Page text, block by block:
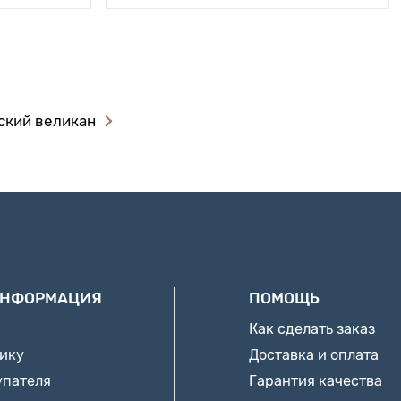
великан
ПОМОЩЬ
Как сделать заказ
Доставка и оплата
Гарантия качества